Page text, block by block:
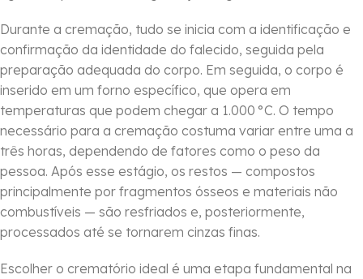
Durante a cremação, tudo se inicia com a identificação e
confirmação da identidade do falecido, seguida pela
preparação adequada do corpo. Em seguida, o corpo é
inserido em um forno específico, que opera em
temperaturas que podem chegar a 1.000 °C. O tempo
necessário para a cremação costuma variar entre uma a
três horas, dependendo de fatores como o peso da
pessoa. Após esse estágio, os restos — compostos
principalmente por fragmentos ósseos e materiais não
combustíveis — são resfriados e, posteriormente,
processados até se tornarem cinzas finas.
Escolher o crematório ideal é uma etapa fundamental na